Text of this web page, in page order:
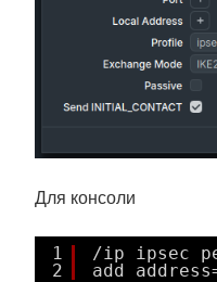
Для консоли
1
2
/ip ipsec
add